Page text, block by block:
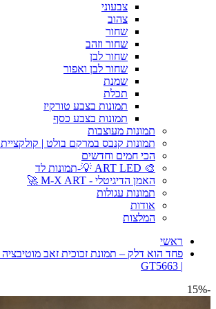
צבעוני
צהוב
שחור
שחור וזהב
שחור לבן
שחור לבן ואפור
שמנת
תכלת
תמונות בצבע טורקיז
תמונות בצבע כסף
תמונות מעוצבות
תמונות קנבס במרקם בולט | קולקציית Art Touch
הכי חמים וחדשים
🎨 ART LED 💡-תמונות לד
האמן הדיגיטלי - M-X ART 🚀
תמונות עגולות
אודות
המלצות
ראשי
| GT5663
-15%